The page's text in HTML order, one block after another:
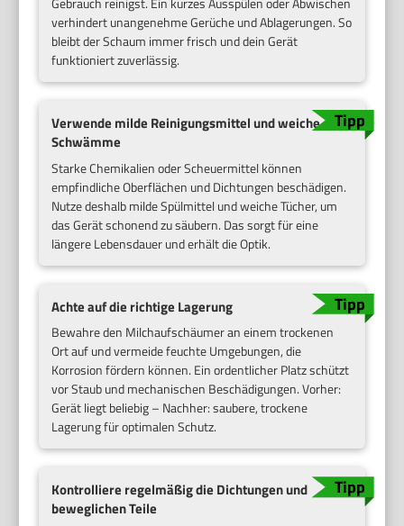
verhindert unangenehme Gerüche und Ablagerungen. So
bleibt der Schaum immer frisch und dein Gerät
funktioniert zuverlässig.
Verwende milde Reinigungsmittel und weiche
Schwämme
Starke Chemikalien oder Scheuermittel können
empfindliche Oberflächen und Dichtungen beschädigen.
Nutze deshalb milde Spülmittel und weiche Tücher, um
das Gerät schonend zu säubern. Das sorgt für eine
längere Lebensdauer und erhält die Optik.
Achte auf die richtige Lagerung
Bewahre den Milchaufschäumer an einem trockenen
Ort auf und vermeide feuchte Umgebungen, die
Korrosion fördern können. Ein ordentlicher Platz schützt
vor Staub und mechanischen Beschädigungen. Vorher:
Gerät liegt beliebig – Nachher: saubere, trockene
Lagerung für optimalen Schutz.
Kontrolliere regelmäßig die Dichtungen und
beweglichen Teile